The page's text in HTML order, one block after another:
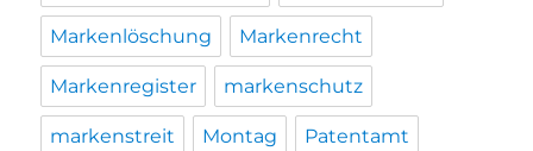
Markenlöschung Markenrecht
Markenregister markenschutz
markenstreit Montag Patentamt